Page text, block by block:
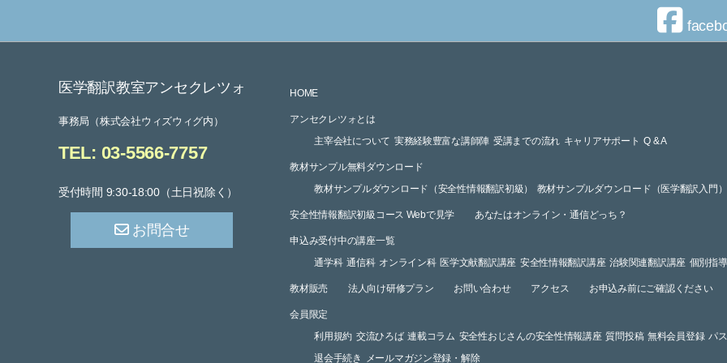
ー
ジ
送
り
医学翻訳教室アンセクレツォ
事務局（株式会社ウィズウィグ内）
TEL: 03-5566-7757
受付時間 9:30-18:00（土日祝除く）
お問合せ
HOME
アンセクレツォとは
主宰会社について 実務経験豊富な講師陣 受講までの流れ キャリアサポート Q & A
教材サンプル無料ダウンロード
教材サンプルダウンロード（安全性情報翻訳初級）
教材サンプルダウンロード（医学翻訳入門）
安全性情報翻訳初級コース Webで見学 あなたはオンライン・通信どっち？
申込み受付中の講座一覧
通学科 通信科 オンライン科 医学文献翻訳講座 安全性情報翻訳講座 治験関連翻訳講座 個別指
教材販売 法人向け研修プラン お問い合わせ アクセス お申込み前にご確認ください
会員限定
利用規約 交流ひろば 連載コラム 安全性おじさんの安全性情報講座 質問投稿 無料会員登録 パ
退会手続き
メールマガジン登録・解除